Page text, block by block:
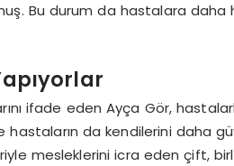
Bu durum da hastalara
ifade eden Ayça Gör,
da kendilerini daha
mesleklerini icra eden çift,